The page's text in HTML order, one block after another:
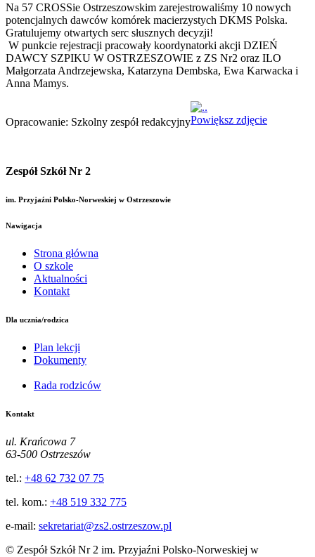
Na 57 CROSSie Ostrzeszowskim zarejestrowaliśmy 10 nowych
potencjalnych dawców komórek macierzystych DKMS Polska.
Gratulujemy otwartych serc słusznych decyzji!
W punkcie rejestracji pracowały koordynatorki akcji DZIEŃ
DAWCY SZPIKU W OSTRZESZOWIE z ZS Nr2 oraz ILO
Małgorzata Andrzejewska, Katarzyna Dembska, Ewa Karwacka i
Anna Mamys.
Opracowanie: Szkolny zespół redakcyjnyPowiększ zdjęcie
Zespół Szkół Nr 2
im. Przyjaźni Polsko-Norweskiej w Ostrzeszowie
Nawigacja
Strona główna
O szkole
Aktualności
Kontakt
Dla ucznia/rodzica
Plan lekcji
Dokumenty
Rada rodziców
Kontakt
ul. Krańcowa 7
63-500 Ostrzeszów
tel.: +48 62 732 07 75
tel. kom.: +48 519 332 775
e-mail: sekretariat@zs2.ostrzeszow.pl
© Zespół Szkół Nr 2 im. Przyjaźni Polsko-Norweskiej w